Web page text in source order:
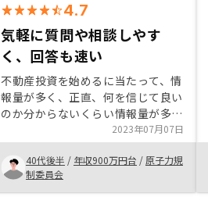
4.7
気軽に質問や相談しやす
く、回答も速い
不動産投資を始めるに当たって、情
報量が多く、正直、何を信じて良い
のか分からないくらい情報量が多い
中、やはり数社、不動産会社と面談
を行い、生の声を聞き、リスクを理
解した上で自分である程度の納得感
が持てれば一歩踏み出すことが重要
だと思います。renosyは業界でも
2023年07月07日
40代後半 / 年収900万円台 / 原子力規
制委員会